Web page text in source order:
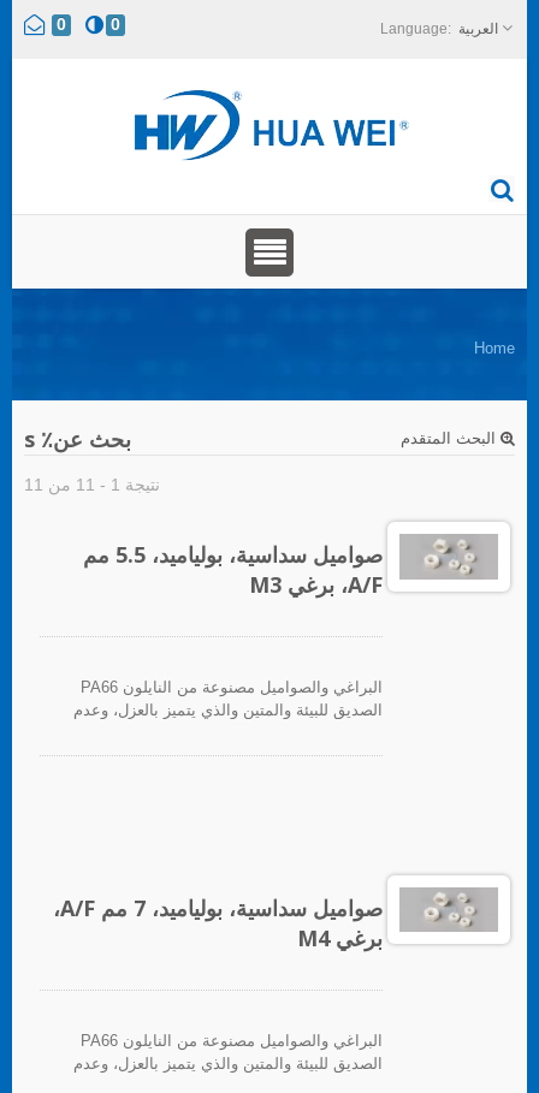
0 0 العربية
Home
بحث عن٪ s البحث المتقدم
نتيجة 1 - 11 من 11
صواميل سداسية، بولياميد، 5.5 مم
A/F، برغي M3
البراغي والصواميل مصنوعة من النايلون PA66
الصديق للبيئة والمتين والذي يتميز بالعزل، وعدم
صواميل سداسية، بولياميد، 7 مم A/F،
برغي M4
البراغي والصواميل مصنوعة من النايلون PA66
الصديق للبيئة والمتين والذي يتميز بالعزل، وعدم